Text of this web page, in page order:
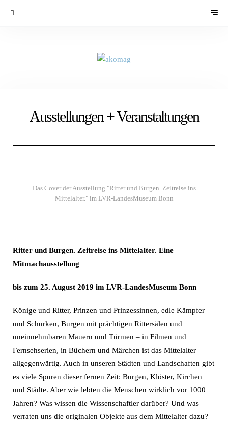
Ausstellungen + Veranstaltungen
Das Cover der Ausstellung "Ritter und Burgen. Zeitreise ins
Mittelalter." im LVR-LandesMuseum Bonn
Ritter und Burgen. Zeitreise ins Mittelalter. Eine
Mitmachausstellung
bis zum 25. August 2019 im LVR-LandesMuseum Bonn
Könige und Ritter, Prinzen und Prinzessinnen, edle Kämpfer
und Schurken, Burgen mit prächtigen Rittersälen und
uneinnehmbaren Mauern und Türmen – in Filmen und
Fernsehserien, in Büchern und Märchen ist das Mittelalter
allgegenwärtig. Auch in unseren Städten und Landschaften gibt
es viele Spuren dieser fernen Zeit: Burgen, Klöster, Kirchen
und Städte. Aber wie lebten die Menschen wirklich vor 1000
Jahren? Was wissen die Wissenschaftler darüber? Und was
verraten uns die originalen Objekte aus dem Mittelalter dazu?